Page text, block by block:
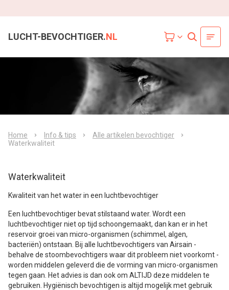
LUCHT-BEVOCHTIGER.NL
Home Info & tips
Alle artikelen bevochtiger
Waterkwaliteit
Waterkwaliteit
Kwaliteit van het water in een luchtbevochtiger
Een luchtbevochtiger bevat stilstaand water. Wordt een
luchtbevochtiger niet op tijd schoongemaakt, dan kan er in het
reservoir groei van micro-organismen (schimmel, algen,
bacteriën) ontstaan. Bij alle luchtbevochtigers van Airsain -
behalve de stoombevochtigers waar dit probleem niet voorkomt -
worden middelen geleverd die de vorming van micro-organismen
tegen gaan. Het advies is dan ook om ALTIJD deze middelen te
gebruiken. Hygiënisch bevochtigen is altijd mogelijk met gebruik